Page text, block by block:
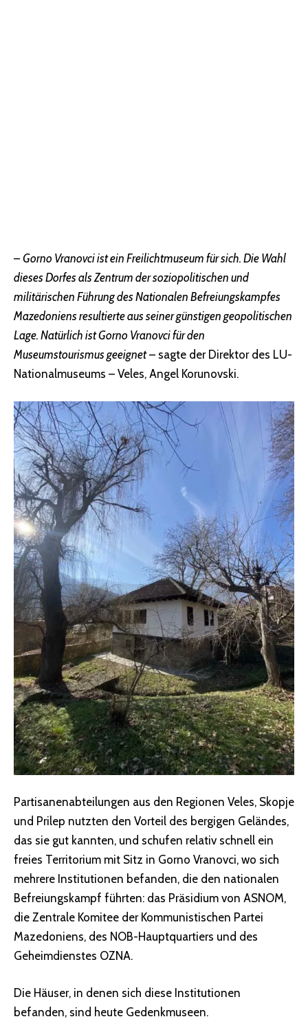
– Gorno Vranovci ist ein Freilichtmuseum für sich. Die Wahl
dieses Dorfes als Zentrum der soziopolitischen und
militärischen Führung des Nationalen Befreiungskampfes
Mazedoniens resultierte aus seiner günstigen geopolitischen
Lage. Natürlich ist Gorno Vranovci für den
Museumstourismus geeignet– sagte der Direktor des LU-
Nationalmuseums – Veles, Angel Korunovski.
Partisanenabteilungen aus den Regionen Veles, Skopje
und Prilep nutzten den Vorteil des bergigen Geländes,
das sie gut kannten, und schufen relativ schnell ein
freies Territorium mit Sitz in Gorno Vranovci, wo sich
mehrere Institutionen befanden, die den nationalen
Befreiungskampf führten: das Präsidium von ASNOM,
die Zentrale Komitee der Kommunistischen Partei
Mazedoniens, des NOB-Hauptquartiers und des
Geheimdienstes OZNA.
Die Häuser, in denen sich diese Institutionen
befanden, sind heute Gedenkmuseen.